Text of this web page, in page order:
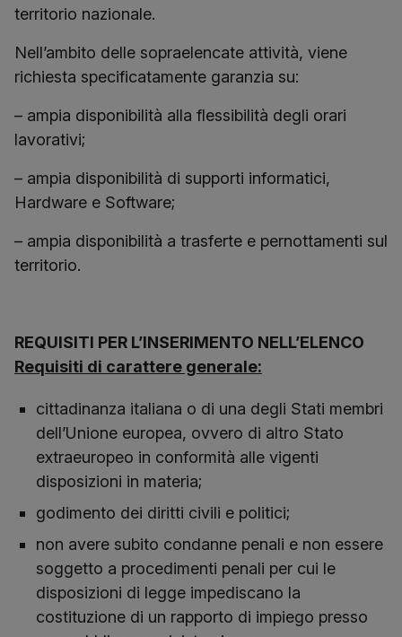
territorio nazionale.
Nell’ambito delle sopraelencate attività, viene
richiesta specificatamente garanzia su:
– ampia disponibilità alla flessibilità degli orari
lavorativi;
– ampia disponibilità di supporti informatici,
Hardware e Software;
– ampia disponibilità a trasferte e pernottamenti sul
territorio.
REQUISITI PER L’INSERIMENTO NELL’ELENCO
Requisiti di carattere generale:
cittadinanza italiana o di una degli Stati membri
dell’Unione europea, ovvero di altro Stato
extraeuropeo in conformità alle vigenti
disposizioni in materia;
godimento dei diritti civili e politici;
non avere subito condanne penali e non essere
soggetto a procedimenti penali per cui le
disposizioni di legge impediscano la
costituzione di un rapporto di impiego presso